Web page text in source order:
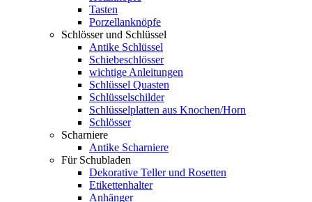
Tasten
Porzellanknöpfe
Schlösser und Schlüssel
Antike Schlüssel
Schiebeschlösser
wichtige Anleitungen
Schlüssel Quasten
Schlüsselschilder
Schlüsselplatten aus Knochen/Horn
Schlösser
Scharniere
Antike Scharniere
Für Schubladen
Dekorative Teller und Rosetten
Etikettenhalter
Anhänger